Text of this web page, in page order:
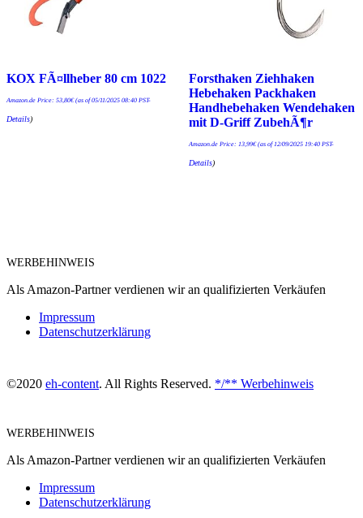
KOX FÃ¤llheber 80 cm 1022
Amazon.de Price: 53,80€(as of 05/11/2025 08:40 PST-
Details)
Forsthaken Ziehhaken
Hebehaken Packhaken
Handhebehaken Wendehaken
mit D-Griff ZubehÃ¶r
Amazon.de Price: 13,99€(as of 12/09/2025 19:40 PST-
Details)
WERBEHINWEIS
Als Amazon-Partner verdienen wir an qualifizierten Verkäufen
Impressum
Datenschutzerklärung
©2020 eh-content. All Rights Reserved. */** Werbehinweis
WERBEHINWEIS
Als Amazon-Partner verdienen wir an qualifizierten Verkäufen
Impressum
Datenschutzerklärung